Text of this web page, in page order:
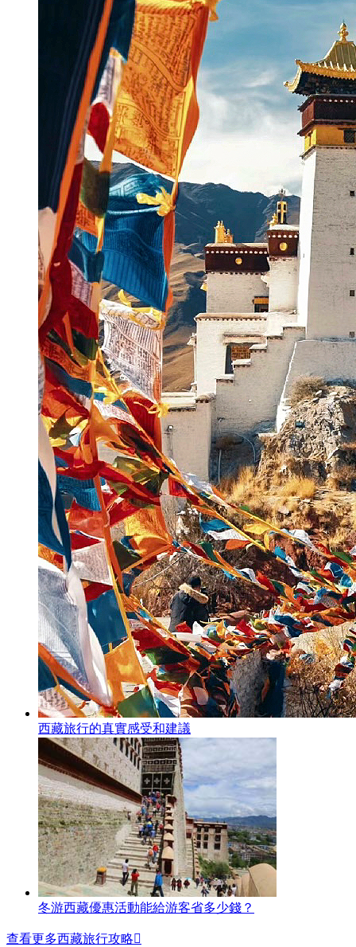
西藏旅行的真實感受和建議
冬游西藏優惠活動能給游客省多少錢？
查看更多西藏旅行攻略